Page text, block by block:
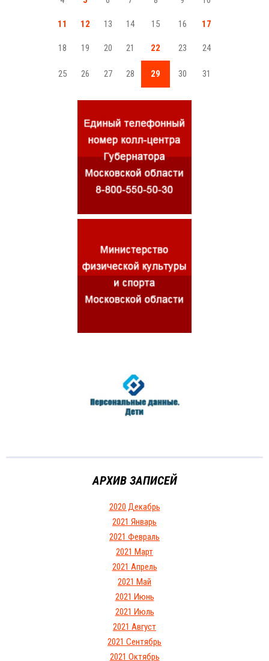
11 12 13 14 15 16 17
18 19 20 21 22 23 24
25 26 27 28 29 30 31
АРХИВ ЗАПИСЕЙ
2020 Декабрь
2021 Январь
2021 Февраль
2021 Март
2021 Апрель
2021 Май
2021 Июнь
2021 Июль
2021 Август
2021 Сентябрь
2021 Октябрь